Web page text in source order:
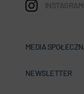
INSTAGRAM
MEDIA
NEWSLETTER